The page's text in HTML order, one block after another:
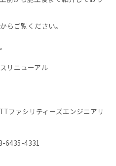
らご覧ください。
リニューアル
ファシリティーズエンジニアリ
4331